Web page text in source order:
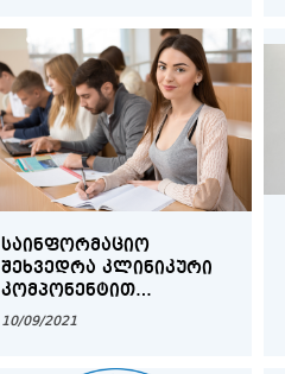
ᲡᲐᲘᲜᲤᲝᲠᲛᲐᲪᲘᲝ
ᲨᲔᲮᲕᲔᲓᲠᲐ ᲙᲚᲘᲜᲘᲙᲣᲠᲘ
ᲙᲝᲛᲞᲝᲜᲔᲜᲢᲘᲗ
ᲓᲐᲘᲜᲢᲔᲠᲔᲡᲔᲑᲣᲚ
10/09/2021